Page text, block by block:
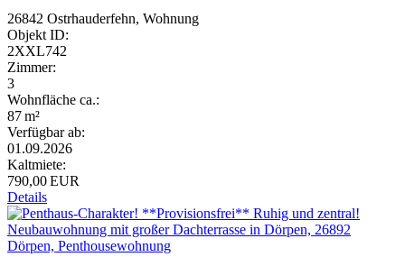
26842 Ostrhauderfehn, Wohnung
Objekt ID:
2XXL742
Zimmer:
3
Wohnfläche ca.:
87 m²
Verfügbar ab:
01.09.2026
Kaltmiete:
790,00 EUR
Details